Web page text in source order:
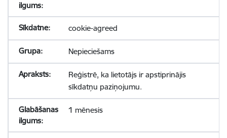
cookie-agreed
Nepieciešams
Reģistrē, ka lietotājs ir apstiprinājis
sīkdatņu paziņojumu.
1 mēnesis